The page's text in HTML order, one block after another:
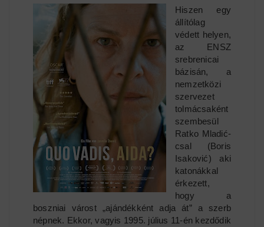
Hiszen egy
állítólag
védett helyen,
az ENSZ
srebrenicai
bázisán, a
nemzetközi
szervezet
tolmácsaként
szembesül
Ratko Mladić-
csal (Boris
Isaković) aki
katonákkal
érkezett,
hogy a
boszniai várost „ajándékként adja át” a szerb
népnek. Ekkor, vagyis 1995. július 11-én kezdődik